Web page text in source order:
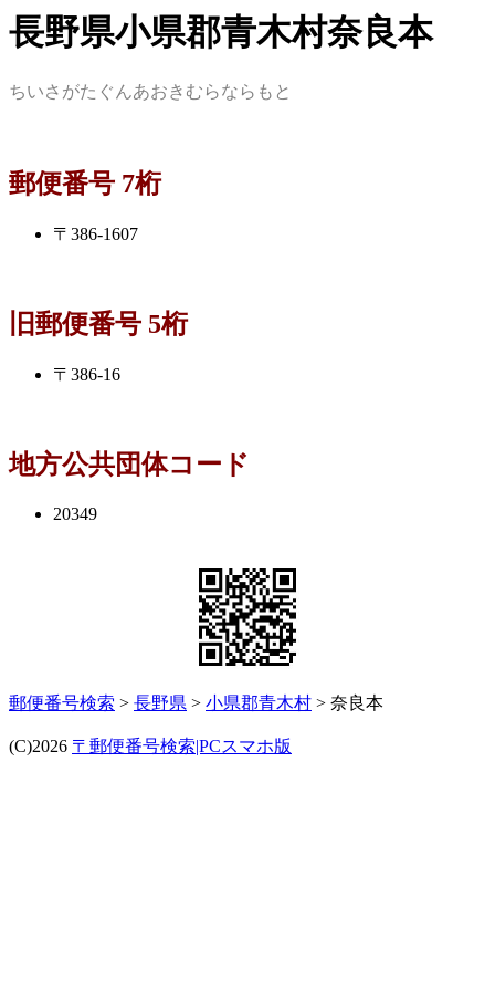
長野県小県郡青木村奈良本
ちいさがたぐんあおきむらならもと
郵便番号 7桁
〒386-1607
旧郵便番号 5桁
〒386-16
地方公共団体コード
20349
郵便番号検索 > 長野県 > 小県郡青木村 > 奈良本
(C)2026 〒郵便番号検索|PCスマホ版